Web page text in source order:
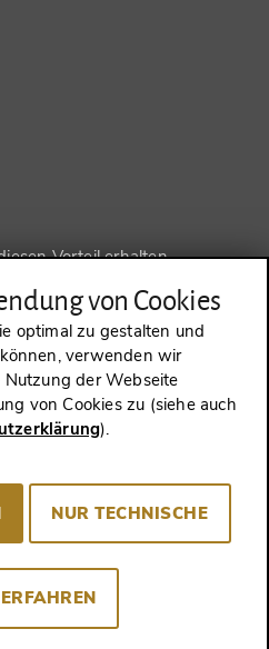
Vorteil erhalten
SENDEN
Vorteil erhalten
SENDEN
Cookie-Consent
von Cookies
optimal zu gestalten und
verwenden wir
Nutzung der Webseite
von Cookies zu (siehe auch
).
NUR TECHNISCHE